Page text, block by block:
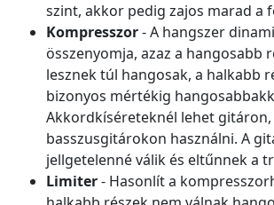
szint, akkor pedig zajos marad a
Kompresszor- A hangszer
összenyomja, azaz a hangosabb
lesznek túl hangosak, a halkabb
bizonyos mértékig
Akkordkíséreteknél lehet gitáron,
basszusgitárokon használni. A
jellgetelenné válik és eltűnnek a
Limiter- Hasonlít a